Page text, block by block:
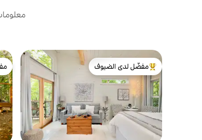
من أبرز البيوت المفضّلة لدى الضيوف
مفضّل لدى الضيوف